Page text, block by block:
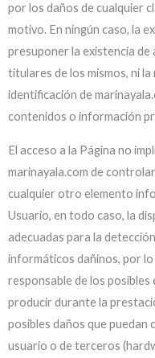
por los daños de cualquier
motivo. En ningún caso, la
presuponer la existencia
titulares de los mismos, ni
identificación de
contenidos o información
El acceso a la Página no
marinayala.com de
cualquier otro elemento
Usuario, en todo caso, la
adecuadas para la
informáticos dañinos, por
responsable de los
producir durante la
posibles daños que puedan
usuario o de terceros